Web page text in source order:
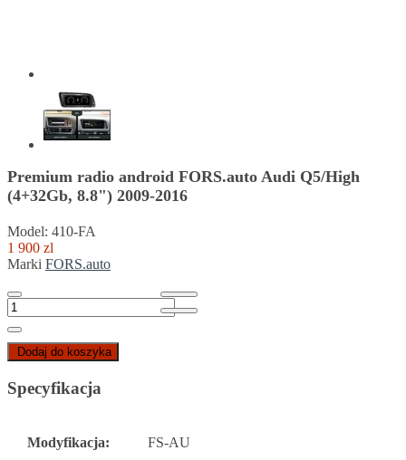
Premium radio android FORS.auto Audi Q5/High
(4+32Gb, 8.8") 2009-2016
Model: 410-FA
1 900 zl
Marki FORS.auto
Dodaj do koszyka
Specyfikacja
Modyfikacja: FS-AU